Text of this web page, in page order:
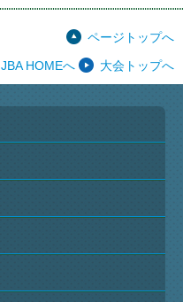
ページトップへ
JBA HOMEへ
大会トップへ